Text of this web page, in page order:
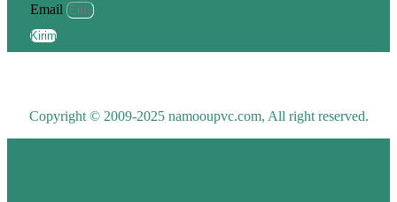
Email
Kirim
Copyright © 2009-2025 namooupvc.com, All right reserved.